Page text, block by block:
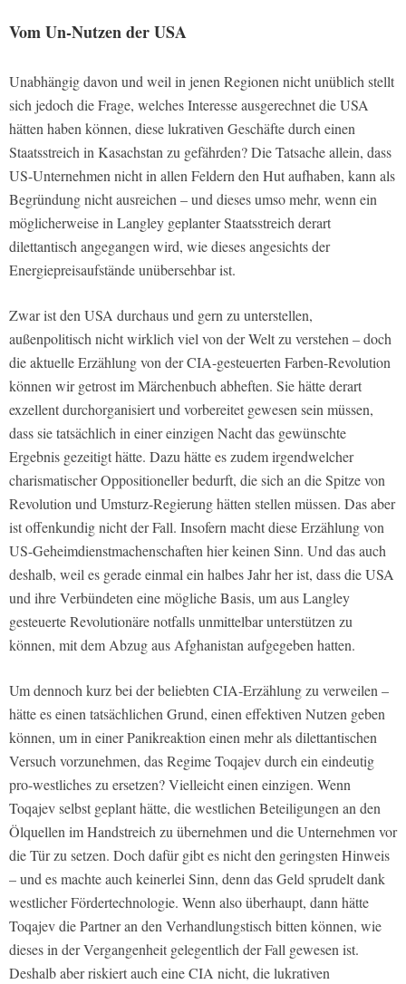
Vom Un-Nutzen der USA
Unabhängig davon und weil in jenen Regionen nicht unüblich stellt
sich jedoch die Frage, welches Interesse ausgerechnet die USA
hätten haben können, diese lukrativen Geschäfte durch einen
Staatsstreich in Kasachstan zu gefährden? Die Tatsache allein, dass
US-Unternehmen nicht in allen Feldern den Hut aufhaben, kann als
Begründung nicht ausreichen – und dieses umso mehr, wenn ein
möglicherweise in Langley geplanter Staatsstreich derart
dilettantisch angegangen wird, wie dieses angesichts der
Energiepreisaufstände unübersehbar ist.
Zwar ist den USA durchaus und gern zu unterstellen,
außenpolitisch nicht wirklich viel von der Welt zu verstehen – doch
die aktuelle Erzählung von der CIA-gesteuerten Farben-Revolution
können wir getrost im Märchenbuch abheften. Sie hätte derart
exzellent durchorganisiert und vorbereitet gewesen sein müssen,
dass sie tatsächlich in einer einzigen Nacht das gewünschte
Ergebnis gezeitigt hätte. Dazu hätte es zudem irgendwelcher
charismatischer Oppositioneller bedurft, die sich an die Spitze von
Revolution und Umsturz-Regierung hätten stellen müssen. Das aber
ist offenkundig nicht der Fall. Insofern macht diese Erzählung von
US-Geheimdienstmachenschaften hier keinen Sinn. Und das auch
deshalb, weil es gerade einmal ein halbes Jahr her ist, dass die USA
und ihre Verbündeten eine mögliche Basis, um aus Langley
gesteuerte Revolutionäre notfalls unmittelbar unterstützen zu
können, mit dem Abzug aus Afghanistan aufgegeben hatten.
Um dennoch kurz bei der beliebten CIA-Erzählung zu verweilen –
hätte es einen tatsächlichen Grund, einen effektiven Nutzen geben
können, um in einer Panikreaktion einen mehr als dilettantischen
Versuch vorzunehmen, das Regime Toqajev durch ein eindeutig
pro-westliches zu ersetzen? Vielleicht einen einzigen. Wenn
Toqajev selbst geplant hätte, die westlichen Beteiligungen an den
Ölquellen im Handstreich zu übernehmen und die Unternehmen vor
die Tür zu setzen. Doch dafür gibt es nicht den geringsten Hinweis
– und es machte auch keinerlei Sinn, denn das Geld sprudelt dank
westlicher Fördertechnologie. Wenn also überhaupt, dann hätte
Toqajev die Partner an den Verhandlungstisch bitten können, wie
dieses in der Vergangenheit gelegentlich der Fall gewesen ist.
Deshalb aber riskiert auch eine CIA nicht, die lukrativen